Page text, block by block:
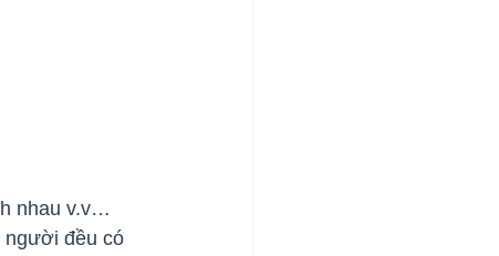
nhau v.v…
người đều có